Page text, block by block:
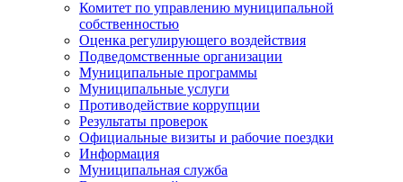
Комитет по управлению муниципальной
собственностью
Оценка регулирующего воздействия
Подведомственные организации
Муниципальные программы
Муниципальные услуги
Противодействие коррупции
Результаты проверок
Официальные визиты и рабочие поездки
Информация
Муниципальная служба